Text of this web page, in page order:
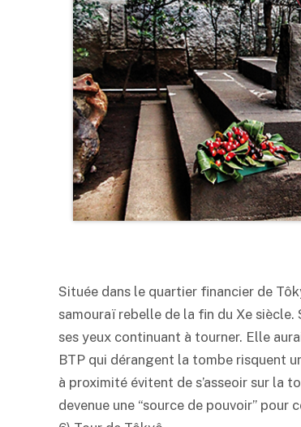
Située dans le quartier financier de
samouraï rebelle de la fin du Xe
ses yeux continuant à tourner. Elle
BTP qui dérangent la tombe risquent
à proximité évitent de s’asseoir sur la
devenue une “source de pouvoir”